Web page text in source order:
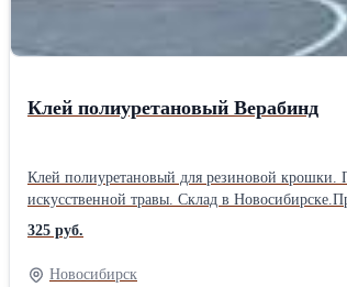
Клей полиуретановый Верабинд
Клей полиуретановый для резиновой крошки. Полиуретановые
искусственной травы. Склад в
Резинарезиновое покрытие Состояние клея:
325 руб.
Новосибирск